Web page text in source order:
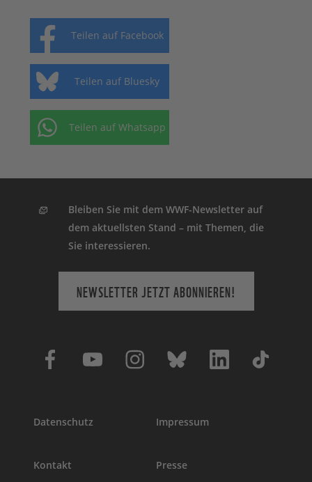
Teilen auf Facebook
Teilen auf Bluesky
Teilen auf Whatsapp
Bleiben Sie mit dem WWF-Newsletter auf
dem aktuellsten Stand – mit Themen, die
Sie interessieren.
NEWSLETTER JETZT ABONNIEREN!
Datenschutz Impressum
Kontakt Presse